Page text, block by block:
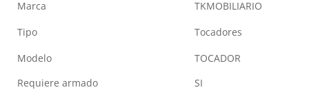
Marca
TKMOBILIARIO
Tipo
Tocadores
Modelo
TOCADOR
Requiere armado
SI